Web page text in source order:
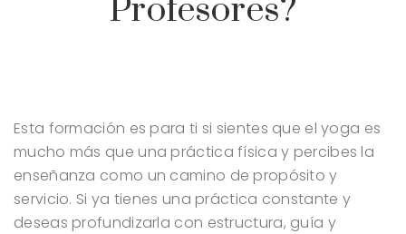
Profesores?
Esta formación es para ti si sientes que el yoga es
mucho más que una práctica física y percibes la
enseñanza como un camino de propósito y
servicio. Si ya tienes una práctica constante y
deseas profundizarla con estructura, guía y